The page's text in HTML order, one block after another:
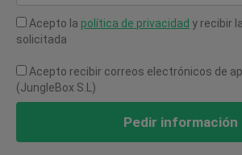
Acepto la política de privacidad y recibir
solicitada
Acepto recibir correos electrónicos de
(JungleBox S.L)
Pedir información